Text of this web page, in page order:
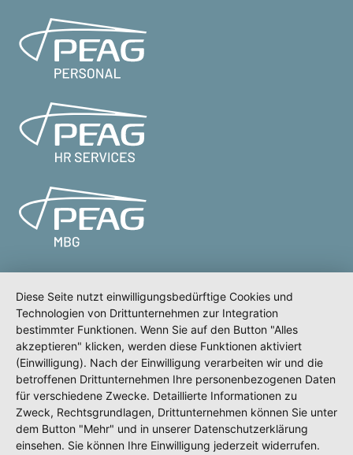
Meldeportal Test
Impressum
Datenschutz
Erklärung zur Barrierefreiheit
Diese Seite nutzt einwilligungsbedürftige Cookies und
Technologien von Drittunternehmen zur Integration
bestimmter Funktionen. Wenn Sie auf den Button "Alles
akzeptieren" klicken, werden diese Funktionen aktiviert
(Einwilligung). Nach der Einwilligung verarbeiten wir und die
betroffenen Drittunternehmen Ihre personenbezogenen Daten
für verschiedene Zwecke. Detaillierte Informationen zu
Zweck, Rechtsgrundlagen, Drittunternehmen können Sie unter
dem Button "Mehr" und in unserer Datenschutzerklärung
einsehen. Sie können Ihre Einwilligung jederzeit widerrufen.